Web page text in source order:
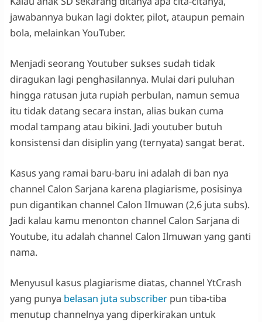
jawabannya bukan lagi dokter, pilot, ataupun pemain
bola, melainkan YouTuber.
Menjadi seorang Youtuber sukses sudah tidak
diragukan lagi penghasilannya. Mulai dari puluhan
hingga ratusan juta rupiah perbulan, namun semua
itu tidak datang secara instan, alias bukan cuma
modal tampang atau bikini. Jadi youtuber butuh
konsistensi dan disiplin yang (ternyata) sangat berat.
Kasus yang ramai baru-baru ini adalah di ban nya
channel Calon Sarjana karena plagiarisme, posisinya
pun digantikan channel Calon Ilmuwan (2,6 juta subs).
Jadi kalau kamu menonton channel Calon Sarjana di
Youtube, itu adalah channel Calon Ilmuwan yang ganti
nama.
Menyusul kasus plagiarisme diatas, channel YtCrash
yang punya belasan juta subscriberpun tiba-tiba
menutup channelnya yang diperkirakan untuk